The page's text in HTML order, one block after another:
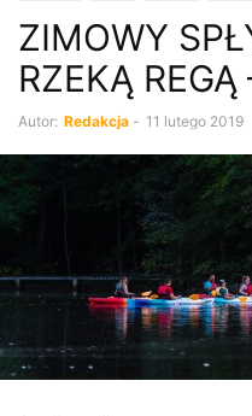
ZIMOWY
RZEKĄ
Autor: Redakcja - 11 lutego 2019